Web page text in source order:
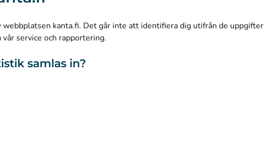
kanta.fi. Det går inte att identifiera dig utifrån de
service och rapportering.
samlas in?